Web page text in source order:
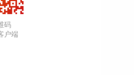
姻的安全感，以及未
码
户端